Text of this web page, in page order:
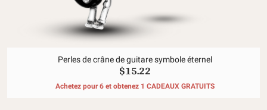
Perles de crâne de guitare symbole éternel
$15.22
Achetez pour 6 et obtenez 1 CADEAUX GRATUITS